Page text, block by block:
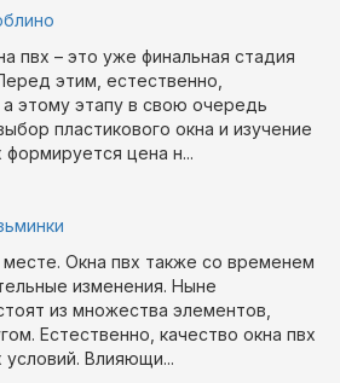
пвх – это уже финальная стадия
этим, естественно,
этому этапу в свою очередь
пластикового окна и изучение
цена н...
месте. Окна пвх также со временем
изменения. Ныне
из множества элементов,
Естественно, качество окна пвх
условий. Влияющи...